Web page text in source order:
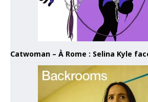
Catwoman – À Rome : Selina Kyle